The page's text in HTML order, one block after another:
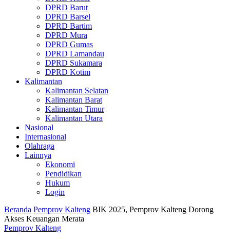
DPRD Barut
DPRD Barsel
DPRD Bartim
DPRD Mura
DPRD Gumas
DPRD Lamandau
DPRD Sukamara
DPRD Kotim
Kalimantan
Kalimantan Selatan
Kalimantan Barat
Kalimantan Timur
Kalimantan Utara
Nasional
Internasional
Olahraga
Lainnya
Ekonomi
Pendidikan
Hukum
Login
Beranda Pemprov Kalteng BIK 2025, Pemprov Kalteng Dorong
Akses Keuangan Merata
Pemprov Kalteng